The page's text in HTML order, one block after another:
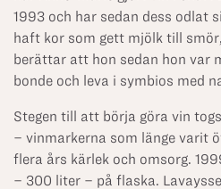
1993 och har sedan dess odlat
haft kor som gett mjölk till
berättar att hon sedan hon var
bonde och leva i symbios med
Stegen till att börja göra vin
– vinmarkerna som länge varit
flera års kärlek och omsorg.
– 300 liter – på flaska.